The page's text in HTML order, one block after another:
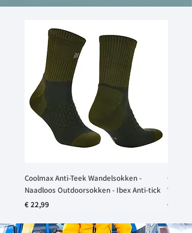
Coolmax Anti-Teek Wandelsokken -
Naadloos Outdoorsokken - Ibex Anti-tick
Prijs
€ 22,99
Prijs
€ 34,99